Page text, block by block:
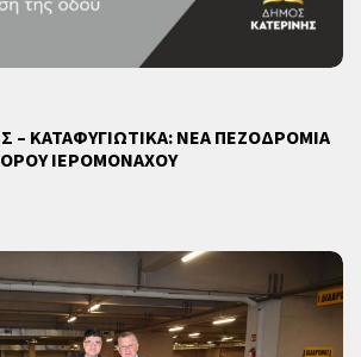
– ΚΑΤΑΦΥΓΙΩΤΙΚΑ: ΝΕΑ ΠΕΖΟΔΡΟΜΙΑ
ΙΕΡΟΜΟΝΑΧΟΥ